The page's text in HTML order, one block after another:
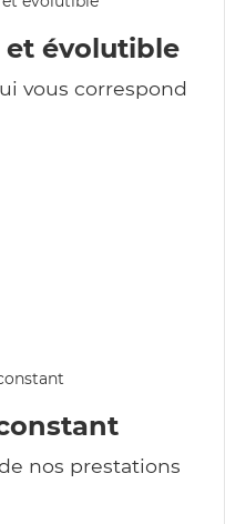
évolutible
vous correspond
nos prestations